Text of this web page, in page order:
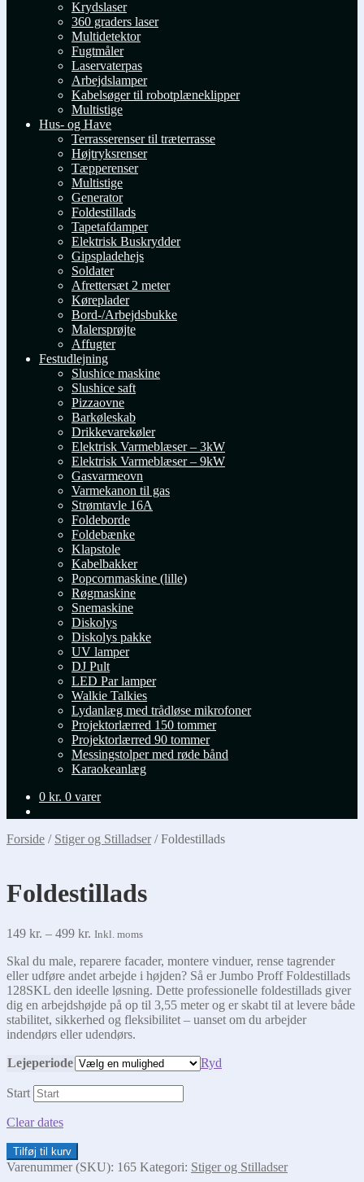
Krydslaser
360 graders laser
Multidetektor
Fugtmåler
Laservaterpas
Arbejdslamper
Kabelsøger til robotplæneklipper
Multistige
Hus- og Have
Terrasserenser til træterrasse
Højtryksrenser
Tæpperenser
Multistige
Generator
Foldestillads
Tapetafdamper
Elektrisk Buskrydder
Gipspladehejs
Soldater
Afrettersæt 2 meter
Køreplader
Bord-/Arbejdsbukke
Malersprøjte
Affugter
Festudlejning
Slushice maskine
Slushice saft
Pizzaovne
Barkøleskab
Drikkevarekøler
Elektrisk Varmeblæser – 3kW
Elektrisk Varmeblæser – 9kW
Gasvarmeovn
Varmekanon til gas
Strømtavle 16A
Foldeborde
Foldebænke
Klapstole
Kabelbakker
Popcornmaskine (lille)
Røgmaskine
Snemaskine
Diskolys
Diskolys pakke
UV lamper
DJ Pult
LED Par lamper
Walkie Talkies
Lydanlæg med trådløse mikrofoner
Projektorlærred 150 tommer
Projektorlærred 90 tommer
Messingstolper med røde bånd
Karaokeanlæg
0 kr. 0 varer
Forside / Stiger og Stilladser/Foldestillads
Foldestillads
149 kr. – 499 kr. Prisinterval:
til
499 kr.
Inkl. moms
Skal du male, reparere facader, montere vinduer, rense tagrender
eller udføre andet arbejde i højden? Så er Jumbo Proff Foldestillads
128SKL den ideelle løsning. Dette professionelle foldestillads giver
dig en arbejdshøjde på op til 3,55 meter og er skabt til at levere både
stabilitet, sikkerhed og fleksibilitet – uanset om du arbejder
indendørs eller udendørs.
Lejeperiode Ryd
Start
Clear dates
Foldestillads
antal
Tilføj til kurv
Varenummer (SKU): 165 Kategori: Stiger og Stilladser